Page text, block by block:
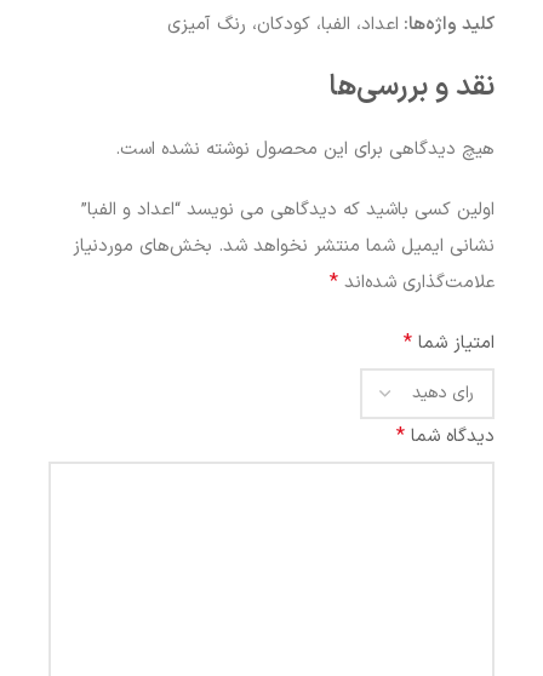
کلید واژه‌ها: اعداد، الفبا، کودکان، رنگ آمیزی
نقد و بررسی‌ها
هیچ دیدگاهی برای این محصول نوشته نشده است.
اولین کسی باشید که دیدگاهی می نویسد “اعداد و الفبا”
نشانی ایمیل شما منتشر نخواهد شد. بخش‌های موردنیاز
علامت‌گذاری شده‌اند *
امتیاز شما *
دیدگاه شما *